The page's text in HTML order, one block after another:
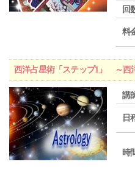
回
料
西洋占星術「ステップ1」 ～西
講
日
時